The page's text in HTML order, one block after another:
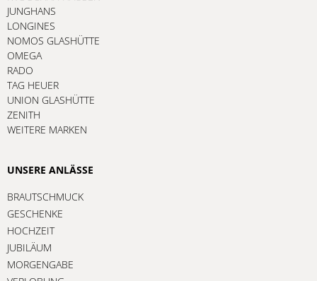
JUNGHANS
LONGINES
NOMOS GLASHÜTTE
OMEGA
RADO
TAG HEUER
UNION GLASHÜTTE
ZENITH
WEITERE MARKEN
UNSERE ANLÄSSE
BRAUTSCHMUCK
GESCHENKE
HOCHZEIT
JUBILÄUM
MORGENGABE